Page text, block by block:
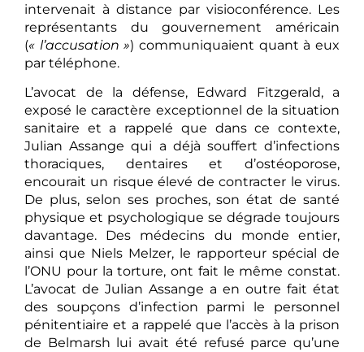
intervenait à distance par visioconférence. Les
représentants du gouvernement américain
(« l’accusation ») communiquaient quant à eux
par téléphone.
L’avocat de la défense, Edward Fitzgerald, a
exposé le caractère exceptionnel de la situation
sanitaire et a rappelé que dans ce contexte,
Julian Assange qui a déjà souffert d’infections
thoraciques, dentaires et d’ostéoporose,
encourait un risque élevé de contracter le virus.
De plus, selon ses proches, son état de santé
physique et psychologique se dégrade toujours
davantage. Des médecins du monde entier,
ainsi que Niels Melzer, le rapporteur spécial de
l’ONU pour la torture, ont fait le même constat.
L’avocat de Julian Assange a en outre fait état
des soupçons d’infection parmi le personnel
pénitentiaire et a rappelé que l’accès à la prison
de Belmarsh lui avait été refusé parce qu’une